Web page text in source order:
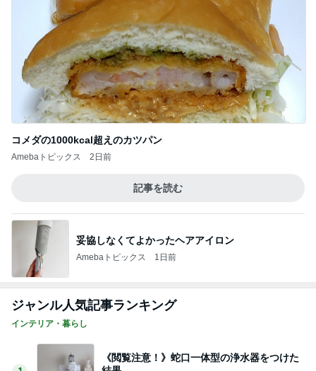
コメダの1000kcal超えのカツパン
Amebaトピックス 2日前
記事を読む
妥協しなくてよかったヘアアイロン
Amebaトピックス 1日前
ジャンル人気記事ランキング
インテリア・暮らし
《閲覧注意！》蛇口一体型の浄水器をつけた